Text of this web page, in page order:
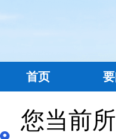
首页
您当前